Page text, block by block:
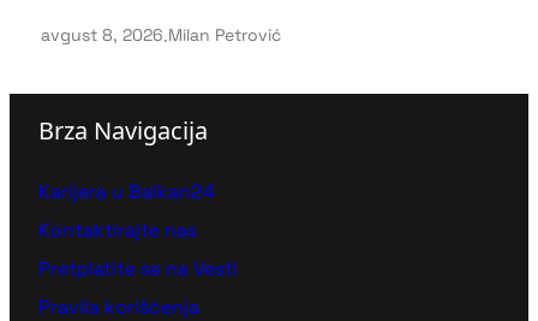
avgust 8, 2026.Milan Petrović
Brza Navigacija
Karijera u Balkan24
Kontaktirajte nas
Pretplatite se na Vesti
Pravila korišćenja